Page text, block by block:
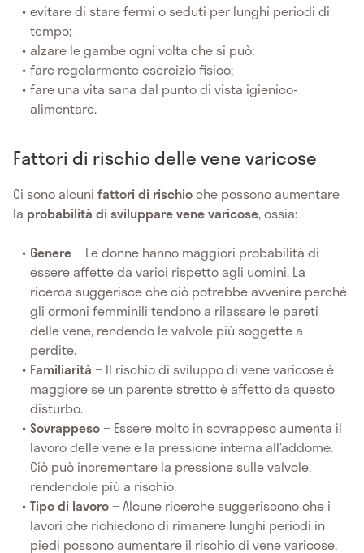
evitare di stare fermi o seduti per lunghi periodi di
tempo;
alzare le gambe ogni volta che si può;
fare regolarmente esercizio fisico;
fare una vita sana dal punto di vista igienico-
alimentare.
Fattori di rischio delle vene varicose
Ci sono alcuni fattori di rischioche possono aumentare
la probabilità di sviluppare vene varicose, ossia:
Genere− Le donne hanno maggiori probabilità di
essere affette da varici rispetto agli uomini. La
ricerca suggerisce che ciò potrebbe avvenire perché
gli ormoni femminili tendono a rilassare le pareti
delle vene, rendendo le valvole più soggette a
perdite.
Familiarità− Il rischio di sviluppo di vene varicose è
maggiore se un parente stretto è affetto da questo
disturbo.
Sovrappeso− Essere molto in sovrappeso aumenta il
lavoro delle vene e la pressione interna all’addome.
Ciò può incrementare la pressione sulle valvole,
rendendole più a rischio.
Tipo di lavoro− Alcune ricerche suggeriscono che i
lavori che richiedono di rimanere lunghi periodi in
piedi possono aumentare il rischio di vene varicose,